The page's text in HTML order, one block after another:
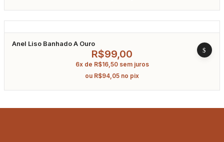
Anel Liso Banhado A Ouro
R$99,00
6x de R$16,50 sem juros
ou R$94,05 no pix